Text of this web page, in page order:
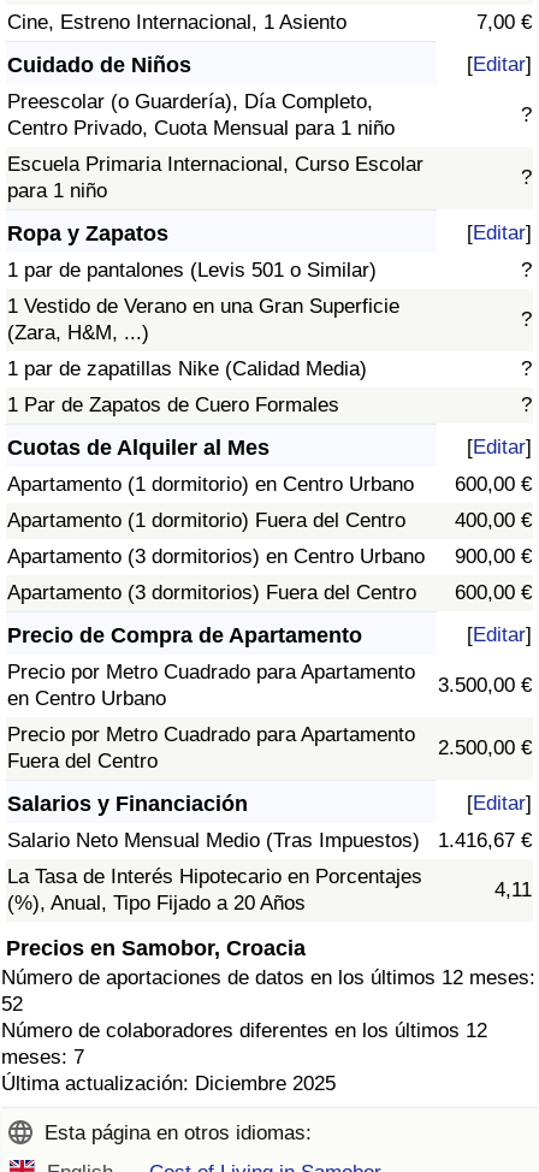
Cine, Estreno Internacional, 1 Asiento 7,00 €
Cuidado de Niños [Editar]
Preescolar (o Guardería), Día Completo,
Centro Privado, Cuota Mensual para 1 niño
?
Escuela Primaria Internacional, Curso Escolar
para 1 niño
?
Ropa y Zapatos [Editar]
1 par de pantalones (Levis 501 o Similar)
?
1 Vestido de Verano en una Gran Superficie
(Zara, H&M, ...)
?
1 par de zapatillas Nike (Calidad Media)
?
1 Par de Zapatos de Cuero Formales
?
Cuotas de Alquiler al Mes [Editar]
Apartamento (1 dormitorio) en Centro Urbano
600,00 €
Apartamento (1 dormitorio) Fuera del Centro
400,00 €
Apartamento (3 dormitorios) en Centro Urbano
900,00 €
Apartamento (3 dormitorios) Fuera del Centro
600,00 €
Precio de Compra de Apartamento [Editar]
Precio por Metro Cuadrado para Apartamento
en Centro Urbano
3.500,00 €
Precio por Metro Cuadrado para Apartamento
Fuera del Centro
2.500,00 €
Salarios y Financiación [Editar]
Salario Neto Mensual Medio (Tras Impuestos)
1.416,67 €
La Tasa de Interés Hipotecario en Porcentajes
(%), Anual, Tipo Fijado a 20 Años
4,11
Precios en Samobor, Croacia
Número de aportaciones de datos en los últimos 12 meses:
52
Número de colaboradores diferentes en los últimos 12
meses: 7
Última actualización: Diciembre 2025
Esta página en otros idiomas: